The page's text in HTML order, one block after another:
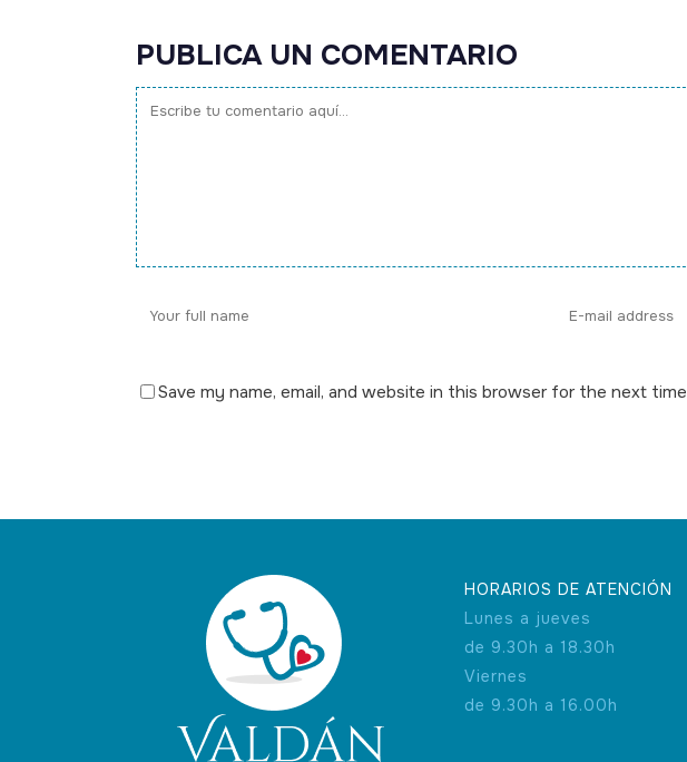
PUBLICA UN COMENTARIO
Save my name, email, and website in this browser for the next
HORARIOS DE ATENCIÓN
Lunes a jueves
de 9.30h a 18.30h
Viernes
de 9.30h a 16.00h